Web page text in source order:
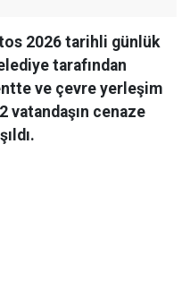
2026 tarihli günlük
tarafından
ve çevre yerleşim
vatandaşın cenaze